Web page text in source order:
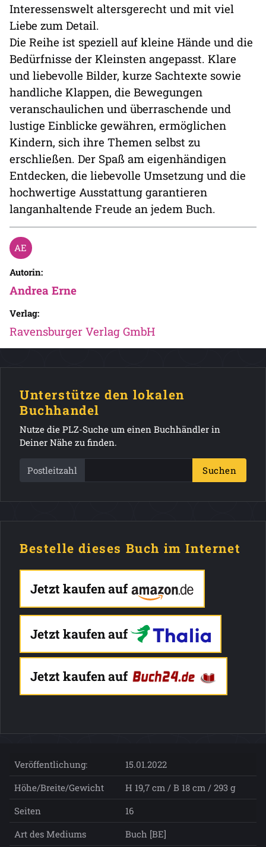
Interessenswelt altersgerecht und mit viel
Liebe zum Detail.
Die Reihe ist speziell auf kleine Hände und die
Bedürfnisse der Kleinsten angepasst. Klare
und liebevolle Bilder, kurze Sachtexte sowie
handliche Klappen, die Bewegungen
veranschaulichen und überraschende und
lustige Einblicke gewähren, ermöglichen
Kindern, sich ihre Themen selbst zu
erschließen. Der Spaß am eigenhändigen
Entdecken, die liebevolle Umsetzung und die
hochwertige Ausstattung garantieren
langanhaltende Freude an jedem Buch.
Autorin:
Andrea Erne
Verlag:
Ravensburger Verlag GmbH
Unterstütze den lokalen
Buchhandel
Nutze die PLZ-Suche um einen Buchhändler in
Deiner Nähe zu finden.
Postleitzahl Suchen
Bestelle dieses Buch im Internet
Jetzt kaufen auf
Jetzt kaufen auf
Jetzt kaufen auf
Veröffentlichung:
15.01.2022
Höhe/Breite/Gewicht
H 19,7 cm / B 18 cm / 293 g
Seiten
16
Art des Mediums
Buch [BE]